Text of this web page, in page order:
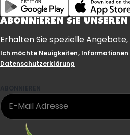
ABONNIEREN SIE UNSEREN
Erhalten Sie spezielle
Ich möchte Neuigkeiten,
Datenschutzerklärung